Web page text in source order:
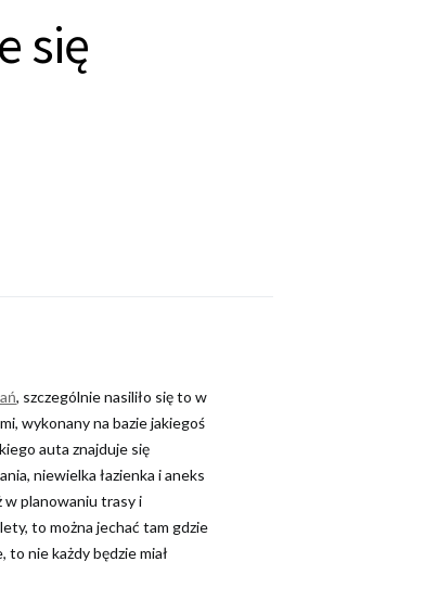
się
, szczególnie nasiliło się to w
wykonany na bazie jakiegoś
auta znajduje się
niewielka łazienka i aneks
w planowaniu trasy i
to można jechać tam gdzie
nie każdy będzie miał